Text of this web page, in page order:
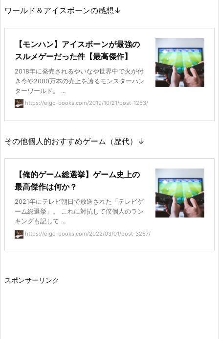
ワールド＆アイスボーンの感想↓
【モンハン】アイスボーンが最強の
スルメゲーだった件【最高傑作】
2018年に発売されるやいなや世界中で火が付
き今や2000万本の売上を誇るモンスターハン
ターワールド。 ...
https://eigo-books.com/2019/10/21/post-1253/
その他個人的おすすめゲーム（歴代）↓
【俺的ゲーム総選挙】ゲーム史上の
最高傑作は何か？
2021年にテレビ朝日で放送された「テレビゲ
ーム総選挙」。 これに対抗して僕個人のラン
キングも記して ...
https://eigo-books.com/2022/03/01/post-3267/
スポンサーリンク